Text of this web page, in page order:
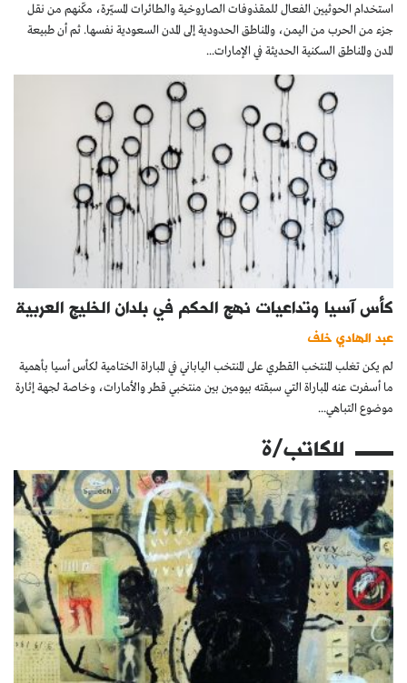
استخدام الحوثيين الفعال للمقذوفات الصاروخية والطائرات المسيّرة، مكّنهم من نقل
جزء من الحرب من اليمن، والمناطق الحدودية إلى المدن السعودية نفسها. ثم أن طبيعة
المدن والمناطق السكنية الحديثة في الإمارات...
كأس آسيا وتداعيات نهج الحكم في بلدان الخليج العربية
عبد الهادي خلف
لم يكن تغلب المنتخب القطري على المنتخب الياباني في المباراة الختامية لكأس أسيا بأهمية
ما أسفرت عنه المباراة التي سبقته بيومين بين منتخبي قطر والأمارات، وخاصة لجهة إثارة
موضوع التباهي...
للكاتب/ة